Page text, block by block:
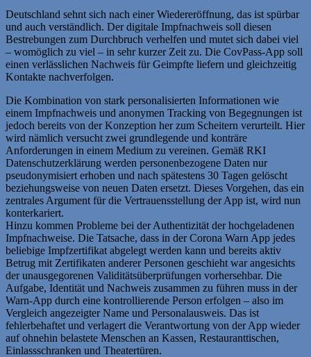
Deutschland sehnt sich nach einer Wiedereröffnung, das ist spürbar
und auch verständlich. Der digitale Impfnachweis soll diesen
Bestrebungen zum Durchbruch verhelfen und mutet sich dabei viel
– womöglich zu viel – in sehr kurzer Zeit zu. Die CovPass-App soll
einen verlässlichen Nachweis für Geimpfte liefern und gleichzeitig
Kontakte nachverfolgen.
Die Kombination von stark personalisierten Informationen wie
einem Impfnachweis und anonymen Tracking von Begegnungen ist
jedoch bereits von der Konzeption her zum Scheitern verurteilt. Hier
wird nämlich versucht zwei grundlegende und konträre
Anforderungen in einem Medium zu vereinen. Gemäß RKI
Datenschutzerklärung werden personenbezogene Daten nur
pseudonymisiert erhoben und nach spätestens 30 Tagen gelöscht
beziehungsweise von neuen Daten ersetzt. Dieses Vorgehen, das ein
zentrales Argument für die Vertrauensstellung der App ist, wird nun
konterkariert.
Hinzu kommen Probleme bei der Authentizität der hochgeladenen
Impfnachweise. Die Tatsache, dass in der Corona Warn App jedes
beliebige Impfzertifikat abgelegt werden kann und bereits aktiv
Betrug mit Zertifikaten anderer Personen geschieht war angesichts
der unausgegorenen Validitätsüberprüfungen vorhersehbar. Die
Aufgabe, Identität und Nachweis zusammen zu führen muss in der
Warn-App durch eine kontrollierende Person erfolgen – also im
Vergleich angezeigter Name und Personalausweis. Das ist
fehlerbehaftet und verlagert die Verantwortung von der App wieder
auf ohnehin belastete Menschen an Kassen, Restauranttischen,
Einlassschranken und Theatertüren.